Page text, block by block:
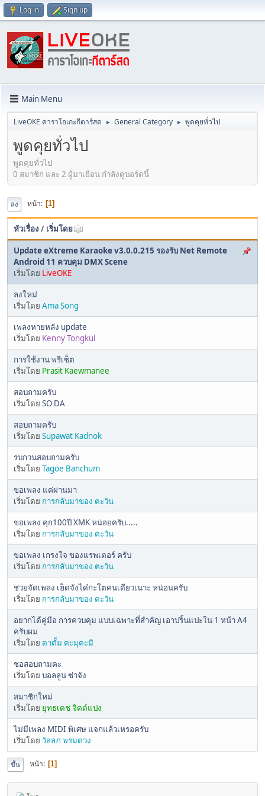
Log in Sign up
Main Menu
LiveOKE คาราโอเกะกีตาร์สด ► General Category ► พูดคุยทั่วไป
พูดคุยทั่วไป
พูดคุยทั่วไป
0 สมาชิก และ 2 ผู้มาเยือน กำลังดูบอร์ดนี้
ลง หน้า 1
หัวเรื่อง / เริ่มโดย
Update eXtreme Karaoke v3.0.0.215 รองรับ Net Remote
Android 11 ควบคุม DMX Scene
เริ่มโดย LiveOKE
ลงใหม่
เริ่มโดย Ama Song
เพลงหายหลัง update
เริ่มโดย Kenny Tongkul
การใช้งาน พรีเซ็ต
เริ่มโดย Prasit Kaewmanee
สอบถามครับ
เริ่มโดย SO DA
สอบถามครับ
เริ่มโดย Supawat Kadnok
รบกวนสอบถามครับ
เริ่มโดย Tagoe Banchum
ขอเพลง แค่ผ่านมา
เริ่มโดย การกลับมาของ ตะวัน
ขอเพลง คุก100ปี XMK หน่อยครับ.....
เริ่มโดย การกลับมาของ ตะวัน
ขอเพลง เกรงใจ ของแรพเตอร์ ครับ
เริ่มโดย การกลับมาของ ตะวัน
ช่วยจัดเพลง เฮ็ดจังได๋กะโตคนเดียวเนาะ หน่อนครับ
เริ่มโดย การกลับมาของ ตะวัน
อยากได้คู่มือ การควบคุม แบบเฉพาะที่สำคัญ เอาปริ้นแปะใน 1 หน้า A4
ครับผม
เริ่มโดย ตาตั้ม ตะมุตะมิ
ชอสอบถามคะ
เริ่มโดย บอลลูน ซ่าจัง
สมาชิกใหม่
เริ่มโดย ยุทธเดช จิตต์แปง
ไม่มีเพลง MIDI พิเศษ แจกแล้วเหรอครับ
เริ่มโดย วัลลภ พรมดวง
ขึ้น หน้า 1